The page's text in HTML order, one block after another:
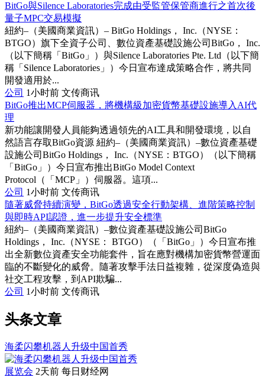
BitGo與Silence Laboratories完成由受監管保管商進行之首次後
量子MPC交易模擬
紐約–（美國商業資訊）– BitGo Holdings， Inc.（NYSE：
BTGO）旗下全資子公司、數位資產基礎設施公司BitGo， Inc.
（以下簡稱「BitGo」）與Silence Laboratories Pte. Ltd（以下簡
稱「Silence Laboratories」）今日宣布達成策略合作，將共同
開發適用於...
公司 1小时前 文传商讯
BitGo推出MCP伺服器，將機構級加密貨幣基礎設施導入AI代
理
新功能讓開發人員能夠透過領先的AI工具和開發環境，以自
然語言存取BitGo資源 紐約–（美國商業資訊）–數位資產基礎
設施公司BitGo Holdings， Inc.（NYSE：BTGO）（以下簡稱
「BitGo」）今日宣布推出BitGo Model Context
Protocol（「MCP」）伺服器。這項...
公司 1小时前 文传商讯
隨著威脅持續演變，BitGo透過安全行動架構、進階策略控制
與即時API認證，進一步提升安全標準
紐約–（美國商業資訊）–數位資產基礎設施公司BitGo
Holdings， Inc.（NYSE： BTGO）（「BitGo」）今日宣布推
出全新數位資產安全功能套件，旨在應對機構加密貨幣營運面
臨的不斷變化的威脅。隨著攻擊手法日益複雜，從深度偽造與
社交工程攻擊，到API欺騙...
公司 1小时前 文传商讯
头条文章
海柔闪攀机器人升级中国首秀
展览会 2天前 每日财经网